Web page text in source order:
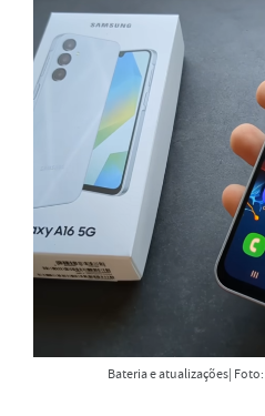
Bateria e atualizações| Foto: